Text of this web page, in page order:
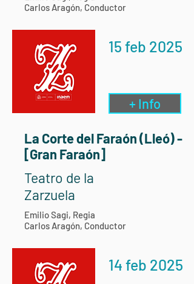
Carlos Aragón, Conductor
15 feb 2025
+ Info
La Corte del Faraón (Lleó) -
[Gran Faraón]
Teatro de la
Zarzuela
Emilio Sagi, Regia
Carlos Aragón, Conductor
14 feb 2025